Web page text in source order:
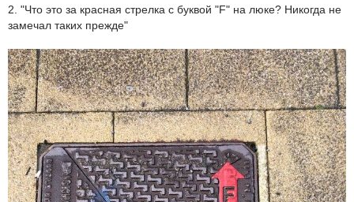
2. "Что это за красная стрелка с буквой "F" на люке? Никогда не
замечал таких прежде"